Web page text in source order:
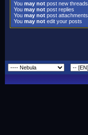
You may not post new threads
You may not post replies
You may not post attachments
You may not edit your posts